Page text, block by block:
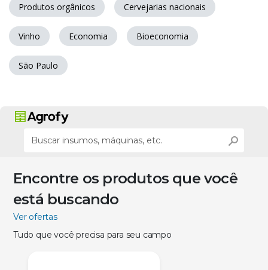
Produtos orgânicos Cervejarias nacionais
Vinho Economia Bioeconomia
São Paulo
Encontre os produtos que você
está buscando
Ver ofertas
Tudo que você precisa para seu campo